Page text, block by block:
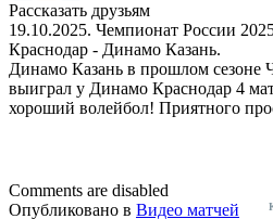
Рассказать друзьям
19.10.2025. Чемпионат России
Краснодар - Динамо Казань.
Динамо Казань в прошлом сезоне
выиграл у Динамо Краснодар 4
хороший волейбол! Приятного
Comments are disabled
Опубликовано в Видео матчей